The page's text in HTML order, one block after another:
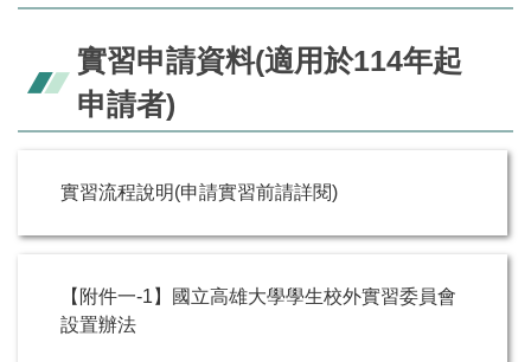
實習申請資料(適用於114年起
申請者)
實習流程說明(申請實習前請詳閱)
【附件一-1】國立高雄大學學生校外實習委員會
設置辦法